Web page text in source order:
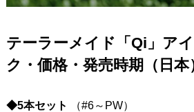
テーラーメイド「Qi」ア
ク・価格・発売時期（日本
◆5本セット （#6～PW）